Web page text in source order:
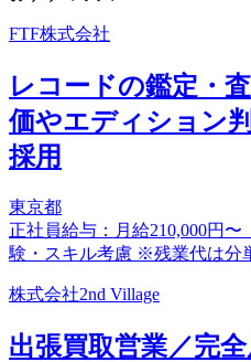
FTF株式会社
レコードの鑑定・
価やエディション
採用
東京都
正社員給与：月給210,000円
験・スキル考慮 ※残業代は分
株式会社2nd Village
出張買取営業／完